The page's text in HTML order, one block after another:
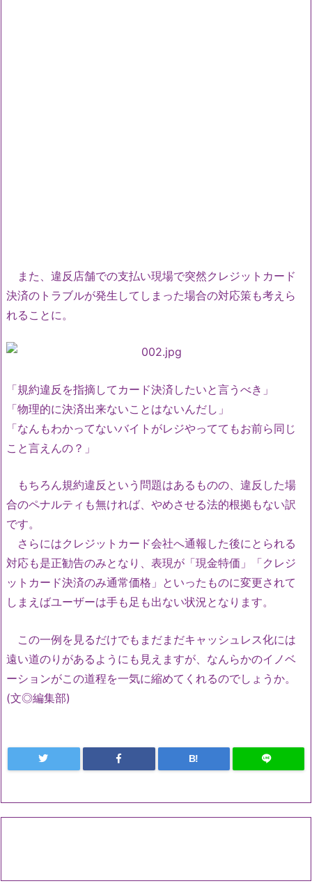
また、違反店舗での支払い現場で突然クレジットカード
決済のトラブルが発生してしまった場合の対応策も考えら
れることに。
「規約違反を指摘してカード決済したいと言うべき」
「物理的に決済出来ないことはないんだし」
「なんもわかってないバイトがレジやっててもお前ら同じ
こと言えんの？」
もちろん規約違反という問題はあるものの、違反した場
合のペナルティも無ければ、やめさせる法的根拠もない訳
です。
さらにはクレジットカード会社へ通報した後にとられる
対応も是正勧告のみとなり、表現が「現金特価」「クレジ
ットカード決済のみ通常価格」といったものに変更されて
しまえばユーザーは手も足も出ない状況となります。
この一例を見るだけでもまだまだキャッシュレス化には
遠い道のりがあるようにも見えますが、なんらかのイノベ
ーションがこの道程を一気に縮めてくれるのでしょうか。
(文◎編集部)
B!